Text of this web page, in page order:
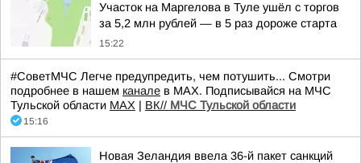
Участок на Маргелова в Туле ушёл с торгов
за 5,2 млн рублей — в 5 раз дороже старта
15:22
#СоветМЧС Легче предупредить, чем потушить... Смотри
подробнее в нашем канале в МАХ. Подписывайся на МЧС
Тульской области MAX | ВК// МЧС Тульской области
15:16
Новая Зеландия ввела 36-й пакет санкций